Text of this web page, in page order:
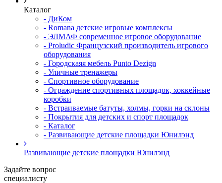
Каталог
- ДиКом
- Romana детские игровые комплексы
- ЭЛМАФ современное игровое оборудование
- Proludic Французский производитель игрового
оборудования
- Городскаяя мебель Punto Dezign
- Уличные тренажеры
- Спортивное оборудование
- Ограждение спортивных площадок, хоккейные
коробки
- Встраиваемые батуты, холмы, горки на склоны
- Покрытия для детских и спорт площадок
- Каталог
- Развивающие детские площадки Юнилэнд
Развивающие детские площадки Юнилэнд
Задайте вопрос
специалисту